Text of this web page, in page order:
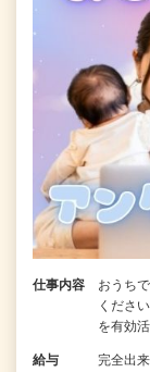
仕事内容
おうち
くださ
を有効
給与
完全出